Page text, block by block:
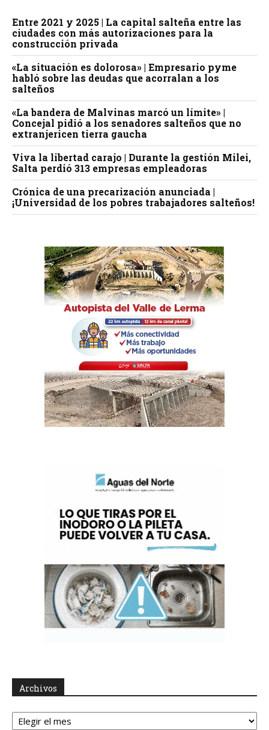
Entre 2021 y 2025 | La capital salteña entre las
ciudades con más autorizaciones para la
construcción privada
«La situación es dolorosa» | Empresario pyme
habló sobre las deudas que acorralan a los
salteños
«La bandera de Malvinas marcó un límite» |
Concejal pidió a los senadores salteños que no
extranjericen tierra gaucha
Viva la libertad carajo | Durante la gestión Milei,
Salta perdió 313 empresas empleadoras
Crónica de una precarización anunciada |
¡Universidad de los pobres trabajadores salteños!
Archivos
Archivos